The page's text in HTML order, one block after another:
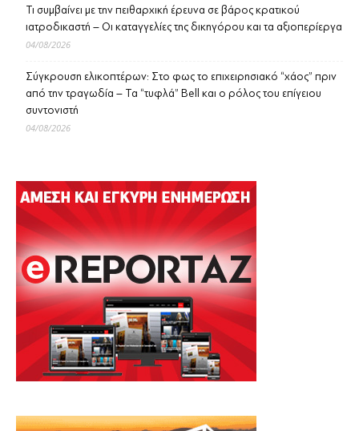
Τι συμβαίνει με την πειθαρχική έρευνα σε βάρος κρατικού
ιατροδικαστή – Οι καταγγελίες της δικηγόρου και τα αξιοπερίεργα
04/08/2026
Σύγκρουση ελικοπτέρων: Στο φως το επιχειρησιακό “χάος” πριν
από την τραγωδία – Τα “τυφλά” Bell και ο ρόλος του επίγειου
συντονιστή
04/08/2026